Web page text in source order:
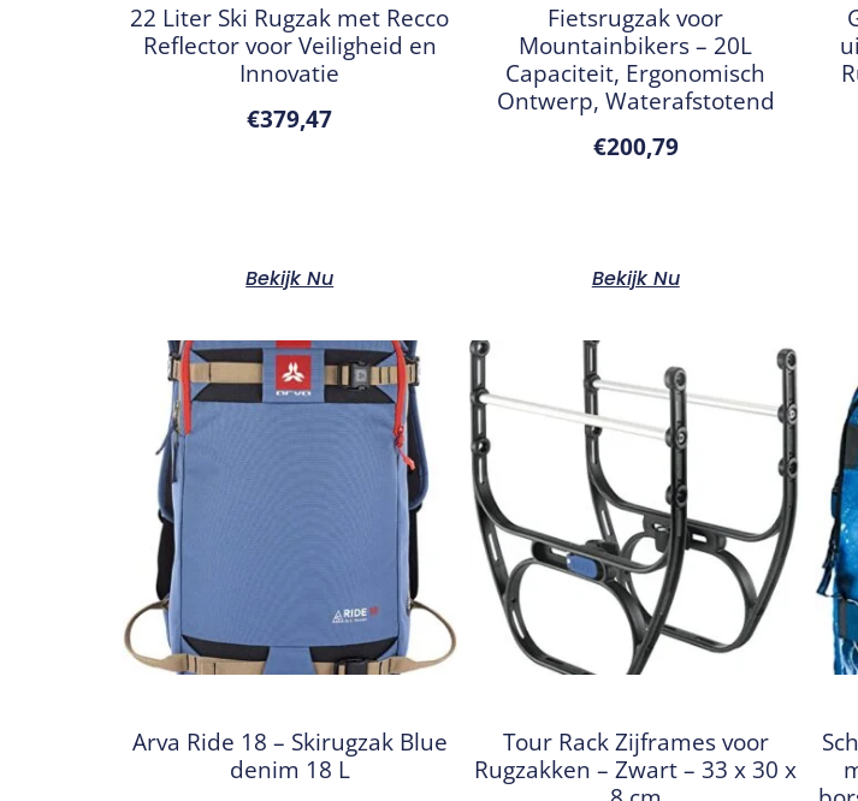
22 Liter Ski Rugzak met Recco
Reflector voor Veiligheid en
Innovatie
€379,47
Bekijk Nu
Fietsrugzak voor
Mountainbikers – 20L
Capaciteit, Ergonomisch
Ontwerp, Waterafstotend
€200,79
Bekijk Nu
Arva Ride 18 – Skirugzak Blue
denim 18 L
Tour Rack Zijframes voor
Rugzakken – Zwart – 33 x 30 x